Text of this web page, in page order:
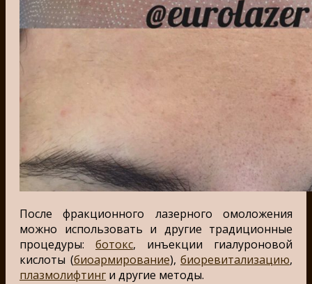
После фракционного лазерного омоложения
можно использовать и другие традиционные
процедуры: ботокс, инъекции гиалуроновой
кислоты (биоармирование), биоревитализацию,
плазмолифтинг и другие методы.